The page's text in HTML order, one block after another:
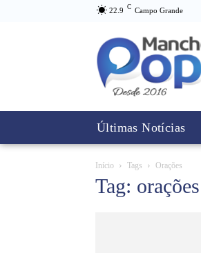
22.9 C Campo Grande
Últimas Notícias
Início Tags Orações
Tag: orações